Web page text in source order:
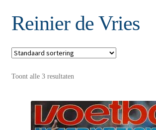
VI’s met Posters
Wie is puntertje
Reinier de Vries
Toont alle 3 resultaten